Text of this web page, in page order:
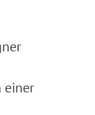
einer